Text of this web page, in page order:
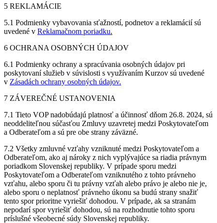
5 REKLAMÁCIE
5.1 Podmienky vybavovania sťažností, podnetov a reklamácií sú
uvedené v Reklamačnom poriadku.
6 OCHRANA OSOBNÝCH ÚDAJOV
6.1 Podmienky ochrany a spracúvania osobných údajov pri
poskytovaní služieb v súvislosti s využívaním Kurzov sú uvedené
v Zásadách ochrany osobných údajov.
7 ZÁVEREČNÉ USTANOVENIA
7.1 Tieto VOP nadobúdajú platnosť a účinnosť dňom 26.8. 2024, sú
neoddeliteľnou súčasťou Zmluvy uzavretej medzi Poskytovateľom
a Odberateľom a sú pre obe strany záväzné.
7.2 Všetky zmluvné vzťahy vzniknuté medzi Poskytovateľom a
Odberateľom, ako aj nároky z nich vyplývajúce sa riadia právnym
poriadkom Slovenskej republiky. V prípade sporu medzi
Poskytovateľom a Odberateľom vzniknutého z tohto právneho
vzťahu, alebo sporu či tu právny vzťah alebo právo je alebo nie je,
alebo sporu o neplatnosť právneho úkonu sa budú strany snažiť
tento spor prioritne vyriešiť dohodou. V prípade, ak sa stranám
nepodarí spor vyriešiť dohodou, sú na rozhodnutie tohto sporu
príslušné všeobecné súdy Slovenskej republiky.